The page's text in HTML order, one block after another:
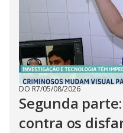
DO R7/05/08/2026
Segunda
contra os